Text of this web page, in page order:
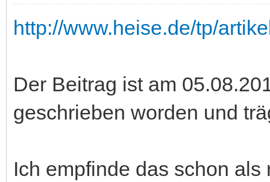
http://www.heise.de/tp/
Der Beitrag ist am
geschrieben worden und
Ich empfinde das schon